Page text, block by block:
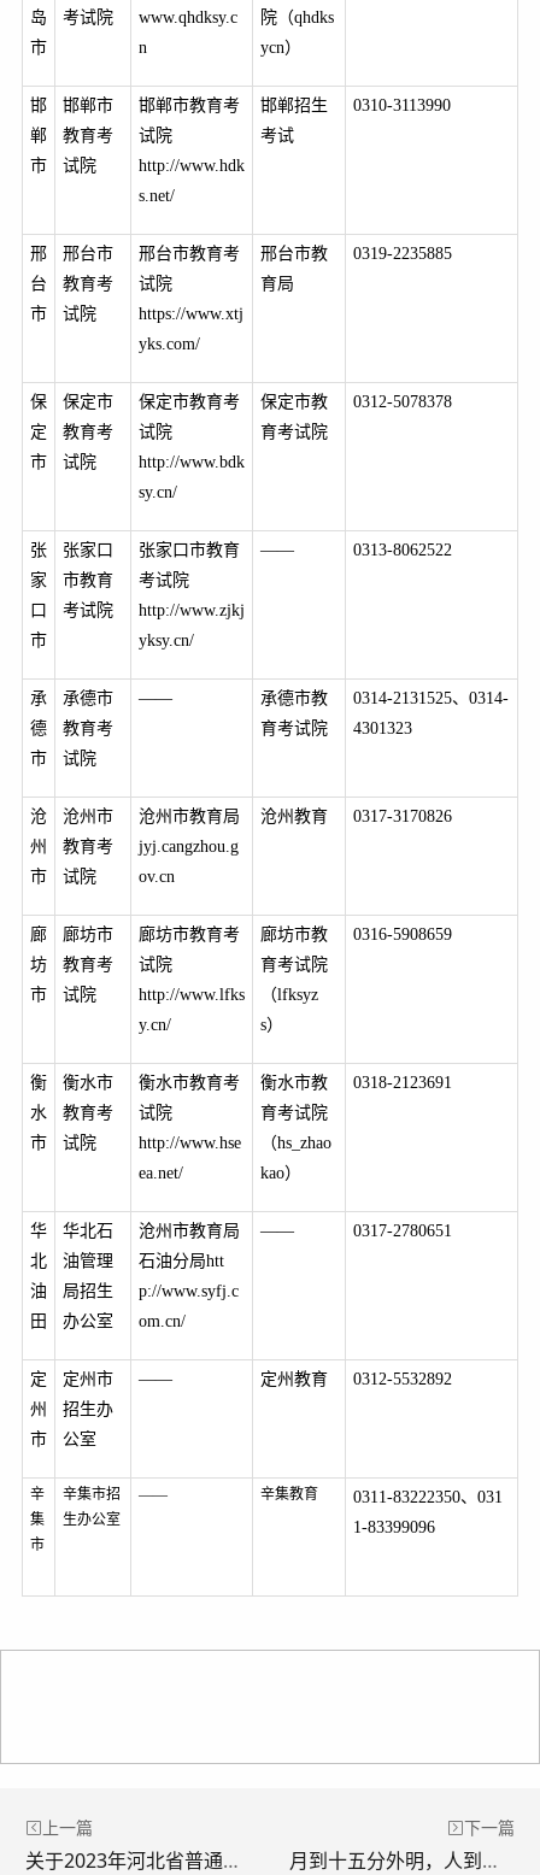
岛
市
考试院
www.qhdksy.c
n
院（qhdks
ycn）
邯
郸
市
邯郸市
教育考
试院
邯郸市教育考
试院
http://www.hdk
s.net/
邯郸招生
考试
0310-3113990
邢
台
市
邢台市
教育考
试院
邢台市教育考
试院
https://www.xtj
yks.com/
邢台市教
育局
0319-2235885
保
定
市
保定市
教育考
试院
保定市教育考
试院
http://www.bdk
sy.cn/
保定市教
育考试院
0312-5078378
张
家
口
市
张家口
市教育
考试院
张家口市教育
考试院
http://www.zjkj
yksy.cn/
—— 0313-8062522
承
德
市
承德市
教育考
试院
——
承德市教
育考试院
0314-2131525、0314-
4301323
沧
州
市
沧州市
教育考
试院
沧州市教育局
jyj.cangzhou.g
ov.cn
沧州教育 0317-3170826
廊
坊
市
廊坊市
教育考
试院
廊坊市教育考
试院
http://www.lfks
y.cn/
廊坊市教
育考试院
（lfksyz
s）
0316-5908659
衡
水
市
衡水市
教育考
试院
衡水市教育考
试院
http://www.hse
ea.net/
衡水市教
育考试院
（hs_zhao
kao）
0318-2123691
华
北
油
田
华北石
油管理
局招生
办公室
沧州市教育局
石油分局htt
p://www.syfj.c
om.cn/
—— 0317-2780651
定
州
市
定州市
招生办
公室
—— 定州教育 0312-5532892
辛
集
市
辛集市招
生办公室
—— 辛集教育 0311-83222350、031
1-83399096
上一篇
关于2023年河北省普通高校招生音乐类和舞蹈类专业统考有关事宜的公告
下一篇
月到十五分外明，人到中秋情更浓——献县第一中学“中秋节”致家长的一封信